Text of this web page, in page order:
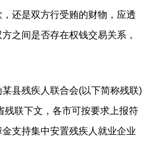
还是双方行受贿的财物，应透
之间是否存在权钱交易关系，
残疾人联合会(以下简称残联)
残联下文，各市可按要求上报符
支持集中安置残疾人就业企业